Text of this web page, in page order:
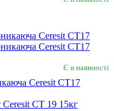
Є в наявності
Є в наявності